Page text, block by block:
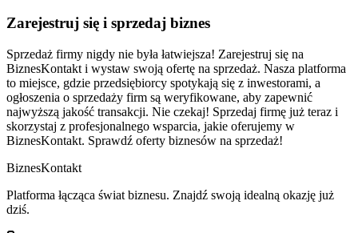
Zarejestruj się i sprzedaj biznes
Sprzedaż firmy nigdy nie była łatwiejsza! Zarejestruj się na
BiznesKontakt i wystaw swoją ofertę na sprzedaż. Nasza platforma
to miejsce, gdzie przedsiębiorcy spotykają się z inwestorami, a
ogłoszenia o sprzedaży firm są weryfikowane, aby zapewnić
najwyższą jakość transakcji. Nie czekaj! Sprzedaj firmę już teraz i
skorzystaj z profesjonalnego wsparcia, jakie oferujemy w
BiznesKontakt. Sprawdź oferty biznesów na sprzedaż!
BiznesKontakt
Platforma łącząca świat biznesu. Znajdź swoją idealną okazję już
dziś.